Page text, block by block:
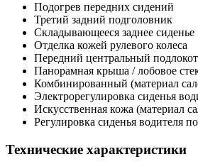
Подогрев передних сидений
Третий задний подголовник
Складывающееся заднее сиденье
Отделка кожей рулевого колеса
Передний центральный
Панорамная крыша / лобовое
Комбинированный (материал
Электрорегулировка сиденья
Искусственная кожа (материал
Регулировка сиденья водителя
Технические характеристики